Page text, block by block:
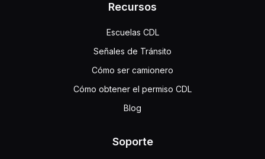
Recursos
Escuelas CDL
Señales de Tránsito
Cómo ser camionero
Cómo obtener el permiso CDL
Blog
Soporte